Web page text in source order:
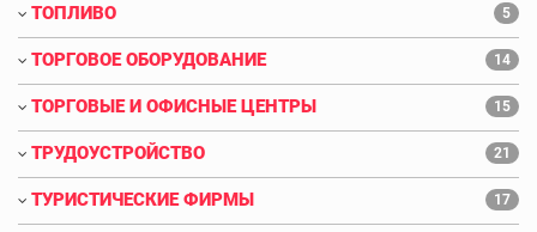
ТОПЛИВО 5
ТОРГОВОЕ ОБОРУДОВАНИЕ 14
ТОРГОВЫЕ И ОФИСНЫЕ ЦЕНТРЫ 15
ТРУДОУСТРОЙСТВО 21
ТУРИСТИЧЕСКИЕ ФИРМЫ 17